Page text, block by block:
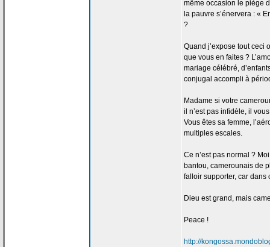
même occasion le piège
la pauvre s’énervera : «
?
Quand j’expose tout ceci
que vous en faites ?
mariage célébré,
conjugal accompli à
Madame si votre
il n’est pas infidèle, il
Vous êtes sa femme, l’a
multiples escales.
Ce n’est pas normal ?
bantou, camerounais de
falloir supporter, car
Dieu est grand, mais
Peace !
http://